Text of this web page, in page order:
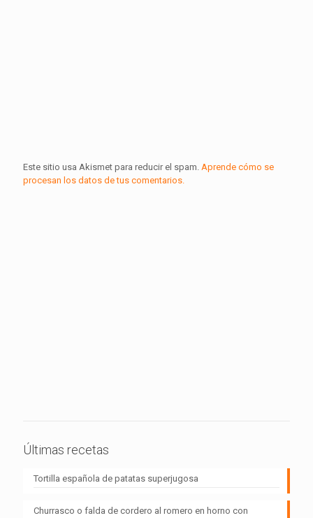
Este sitio usa Akismet para reducir el spam. Aprende cómo se
procesan los datos de tus comentarios.
Últimas recetas
Tortilla española de patatas superjugosa
Churrasco o falda de cordero al romero en horno con